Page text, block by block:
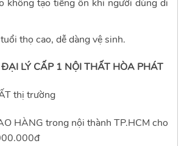
không tạo tiếng ồn khi người dùng di
thọ cao, dễ dàng vệ sinh.
ĐẠI LÝ CẤP 1 NỘI THẤT HÒA PHÁT
thị trường
HÀNG trong nội thành TP.HCM cho